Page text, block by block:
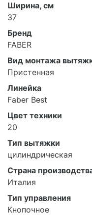
Ширина, см
37
Бренд
FABER
Вид монтажа
Пристенная
Линейка
Faber Best
Цвет техники
20
Тип вытяжки
цилиндрическая
Страна
Италия
Тип управления
Кнопочное